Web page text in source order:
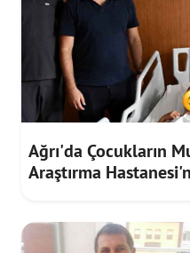
Ağrı'da Çocukların
Araştırma